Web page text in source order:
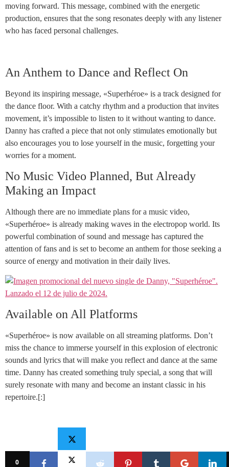
moving forward. This message, combined with the energetic
production, ensures that the song resonates deeply with any listener
who has faced personal challenges.
An Anthem to Dance and Reflect On
Beyond its inspiring message, «Superhéroe» is a track designed for
the dance floor. With a catchy rhythm and a production that invites
movement, it’s impossible to listen to it without wanting to dance.
Danny has crafted a piece that not only stimulates emotionally but
also encourages you to lose yourself in the music, forgetting your
worries for a moment.
No Music Video Planned, But Already
Making an Impact
Although there are no immediate plans for a music video,
«Superhéroe» is already making waves in the electropop world. Its
powerful combination of sound and message has captured the
attention of fans and is set to become an anthem for those seeking a
source of energy and motivation in their daily lives.
Available on All Platforms
«Superhéroe» is now available on all streaming platforms. Don’t
miss the chance to immerse yourself in this explosion of electronic
sounds and lyrics that will make you reflect and dance at the same
time. Danny has created something truly special, a song that will
surely resonate with many and become an instant classic in his
repertoire.[:]
0